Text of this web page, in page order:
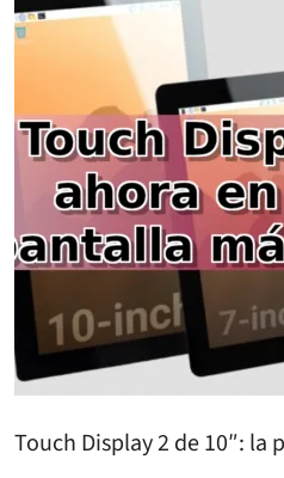
Touch Display 2 de 10″: la